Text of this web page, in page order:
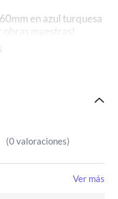
en azul turquesa
maestras!
(0 valoraciones)
Ver más